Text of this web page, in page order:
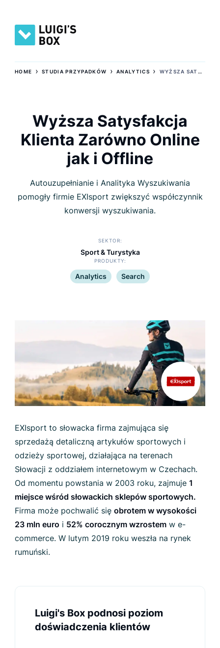
HOME ›STUDIA PRZYPADKÓW ›ANALYTICS › WYŻSZA SATYSFAKCJA KLIENTA ZARÓWNO ONLINE JAK I OFFLINE
Wyższa Satysfakcja
Klienta Zarówno Online
jak i Offline
Autouzupełnianie i Analityka Wyszukiwania
pomogły firmie EXIsport zwiększyć współczynnik
konwersji wyszukiwania.
SEKTOR
Sport & Turystyka
PRODUKTY
Analytics Search
EXIsport to słowacka firma zajmująca się
sprzedażą detaliczną artykułów sportowych i
odzieży sportowej, działająca na terenach
Słowacji z oddziałem internetowym w Czechach.
Od momentu powstania w 2003 roku, zajmuje 1
miejsce wśród słowackich sklepów sportowych.
Firma może pochwalić się obrotem w wysokości
23 mln euro i 52% corocznym wzrostem w e-
commerce. W lutym 2019 roku weszła na rynek
rumuński.
Luigi's Box podnosi poziom
doświadczenia klientów